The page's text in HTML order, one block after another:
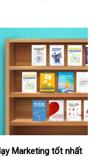
biết chi tiết hơn bạn
Marketing tốt nhất